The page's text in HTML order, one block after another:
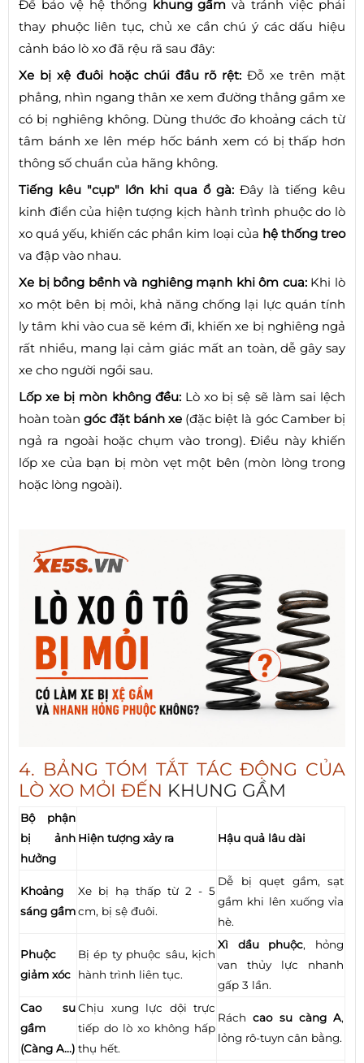
Để bảo vệ hệ thống khung gầm và tránh việc phải
thay phuộc liên tục, chủ xe cần chú ý các dấu hiệu
cảnh báo lò xo đã rệu rã sau đây:
Xe bị xệ đuôi hoặc chúi đầu rõ rệt: Đỗ xe trên mặt
phẳng, nhìn ngang thân xe xem đường thẳng gầm xe
có bị nghiêng không. Dùng thước đo khoảng cách từ
tâm bánh xe lên mép hốc bánh xem có bị thấp hơn
thông số chuẩn của hãng không.
Tiếng kêu "cụp" lớn khi qua ổ gà: Đây là tiếng kêu
kinh điển của hiện tượng kịch hành trình phuộc do lò
xo quá yếu, khiến các phần kim loại của hệ thống treo
va đập vào nhau.
Xe bị bồng bềnh và nghiêng mạnh khi ôm cua:Khi lò
xo một bên bị mỏi, khả năng chống lại lực quán tính
ly tâm khi vào cua sẽ kém đi, khiến xe bị nghiêng ngả
rất nhiều, mang lại cảm giác mất an toàn, dễ gây say
xe cho người ngồi sau.
Lốp xe bị mòn không đều:Lò xo bị sệ sẽ làm sai lệch
hoàn toàngóc đặt bánh xe(đặc biệt là góc Camber bị
ngả ra ngoài hoặc chụm vào trong). Điều này khiến
lốp xe của bạn bị mòn vẹt một bên (mòn lòng trong
hoặc lòng ngoài).
4. BẢNG TÓM TẮT TÁC ĐỘNG CỦA
LÒ XO MỎI ĐẾN KHUNG GẦM
Bộ phận
bị ảnh
hưởng
Hiện tượng xảy ra Hậu quả lâu dài
Khoảng
sáng gầm
Xe bị hạ thấp từ 2 - 5
cm, bị sệ đuôi.
Dễ bị quẹt gầm, sạt
gầm khi lên xuống vỉa
hè.
Phuộc
giảm xóc
Bị ép ty phuộc sâu, kịch
hành trình liên tục.
Xì dầu phuộc, hỏng
van thủy lực nhanh
gấp 3 lần.
Cao su
gầm
(Càng A...)
Chịu xung lực dội trực
tiếp do lò xo không hấp
thụ hết.
Ráchcao su càng A,
lỏng rô-tuyn cân bằng.